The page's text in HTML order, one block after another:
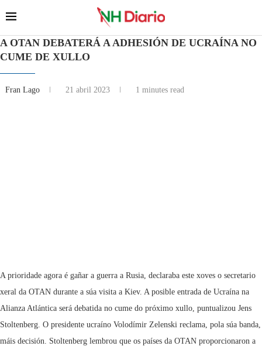
A OTAN DEBATERÁ A ADHESIÓN DE UCRAÍNA NO
CUME DE XULLO
Fran Lago 21 abril 2023 1 minutes read
A prioridade agora é gañar a guerra a Rusia, declaraba este xoves o secretario
xeral da OTAN durante a súa visita a Kiev. A posible entrada de Ucraína na
Alianza Atlántica será debatida no cume do próximo xullo, puntualizou Jens
Stoltenberg. O presidente ucraíno Volodímir Zelenski reclama, pola súa banda,
máis decisión. Stoltenberg lembrou que os países da OTAN proporcionaron a